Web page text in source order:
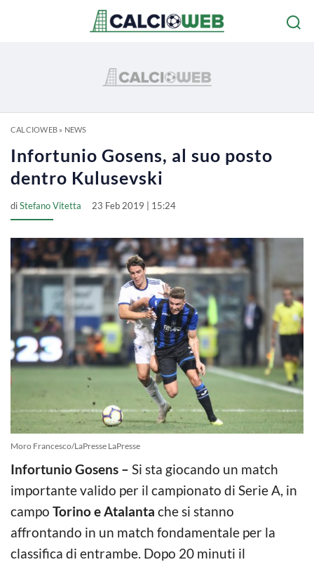
CALCIOWEB» NEWS
Infortunio Gosens, al suo posto
dentro Kulusevski
diStefano Vitetta 23 Feb 2019 | 15:24
Moro Francesco/LaPresse LaPresse
Infortunio Gosens – Si sta giocando un match
importante valido per il campionato di Serie A, in
campo Torino e Atalanta che si stanno
affrontando in un match fondamentale per la
classifica di entrambe. Dopo 20 minuti il